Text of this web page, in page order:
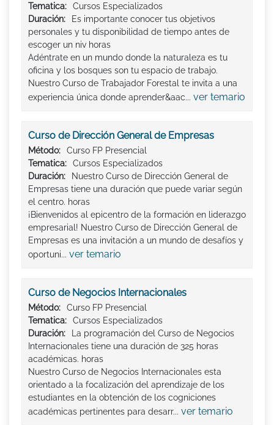
Tematica:
Cursos Especializados
Duración:
Es importante conocer tus objetivos
personales y tu disponibilidad de tiempo antes de
escoger un niv horas
Adéntrate en un mundo donde la naturaleza es tu
oficina y los bosques son tu espacio de trabajo.
Nuestro Curso de Trabajador Forestal te invita a una
experiencia única donde aprender&aac... ver temario
Curso de Dirección General de Empresas
Método:
Curso FP Presencial
Tematica:
Cursos Especializados
Duración:
Nuestro Curso de Dirección General de
Empresas tiene una duración que puede variar según
el centro. horas
¡Bienvenidos al epicentro de la formación en liderazgo
empresarial! Nuestro Curso de Dirección General de
Empresas es una invitación a un mundo de desafíos y
oportuni... ver temario
Curso de Negocios Internacionales
Método:
Curso FP Presencial
Tematica:
Cursos Especializados
Duración:
La programación del Curso de Negocios
Internacionales tiene una duración de 325 horas
académicas. horas
Nuestro Curso de Negocios Internacionales esta
orientado a la focalización del aprendizaje de los
estudiantes en la obtención de los cogniciones
académicas pertinentes para desarr... ver temario